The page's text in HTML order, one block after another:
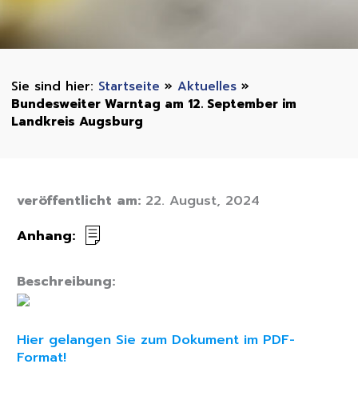
Startseite » Aktuelles»
Bundesweiter Warntag am 12. September im
Landkreis Augsburg
veröffentlicht am:22. August, 2024
Anhang:
Beschreibung:
Hier gelangen Sie zum Dokument im PDF-
Format!